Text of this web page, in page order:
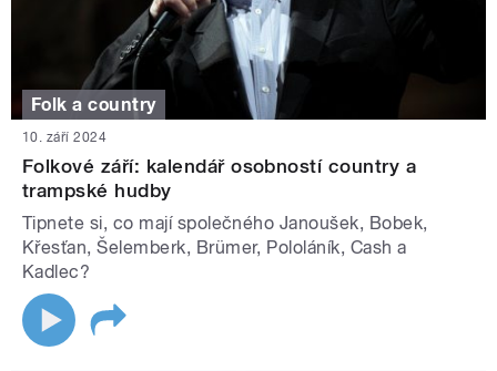
Folk a country
10. září 2024
Folkové září: kalendář osobností country a
trampské hudby
Tipnete si, co mají společného Janoušek, Bobek,
Křesťan, Šelemberk, Brümer, Pololáník, Cash a
Kadlec?